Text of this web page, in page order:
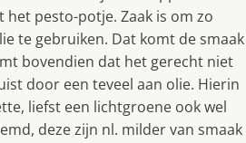
het pesto-potje. Zaak is om zo
te gebruiken. Dat komt de smaak
bovendien dat het gerecht niet
door een teveel aan olie. Hierin
liefst een lichtgroene ook wel
deze zijn nl. milder van smaak